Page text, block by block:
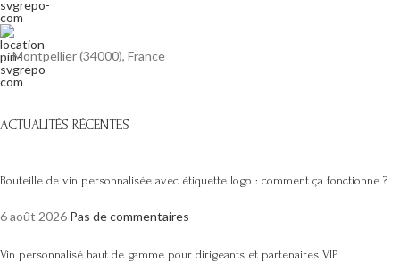
Montpellier (34000), France
ACTUALITÉS RÉCENTES
Bouteille de vin personnalisée avec étiquette logo : comment ça fonctionne ?
6 août 2026 Pas de commentaires
Vin personnalisé haut de gamme pour dirigeants et partenaires VIP